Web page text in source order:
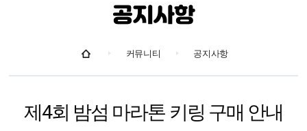
공지사항
커뮤니티 공지사항
제4회 밤섬 마라톤 키링 구매 안내